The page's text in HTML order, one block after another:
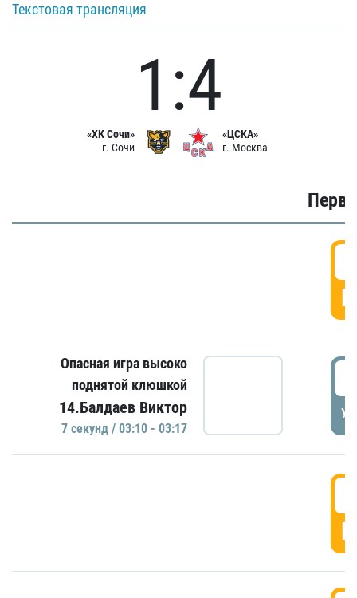
Текстовая трансляция
«ХК Сочи»
г. Сочи
1:4
«ЦСКА»
г. Москва
Опасная игра высоко
поднятой клюшкой
14.Балдаев Виктор
7 секунд / 03:10 - 03:17